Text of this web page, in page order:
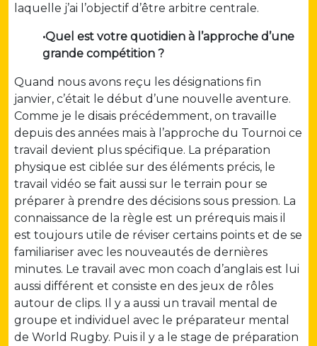
laquelle j’ai l’objectif d’être arbitre centrale.
•Quel est votre quotidien à l’approche d’une
grande compétition ?
Quand nous avons reçu les désignations fin
janvier, c’était le début d’une nouvelle aventure.
Comme je le disais précédemment, on travaille
depuis des années mais à l’approche du Tournoi ce
travail devient plus spécifique. La préparation
physique est ciblée sur des éléments précis, le
travail vidéo se fait aussi sur le terrain pour se
préparer à prendre des décisions sous pression. La
connaissance de la règle est un prérequis mais il
est toujours utile de réviser certains points et de se
familiariser avec les nouveautés de dernières
minutes. Le travail avec mon coach d’anglais est lui
aussi différent et consiste en des jeux de rôles
autour de clips. Il y a aussi un travail mental de
groupe et individuel avec le préparateur mental
de World Rugby. Puis il y a le stage de préparation